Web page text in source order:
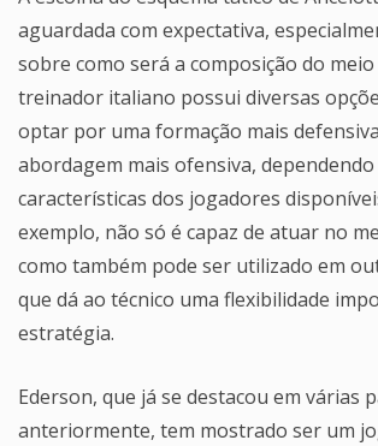
aguardada com expectativa,
sobre como será a composição do meio
treinador italiano possui diversas
optar por uma formação mais
abordagem mais ofensiva, dependendo
características dos jogadores
exemplo, não só é capaz de atuar no
como também pode ser utilizado em
que dá ao técnico uma flexibilidade
estratégia.
Ederson, que já se destacou em várias
anteriormente, tem mostrado ser um